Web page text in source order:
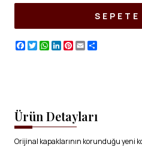
SEPETE
Facebook
Twitter
WhatsApp
LinkedIn
Pinterest
Email
Ürün Detayları
Orijinal kapaklarının korunduğu yeni